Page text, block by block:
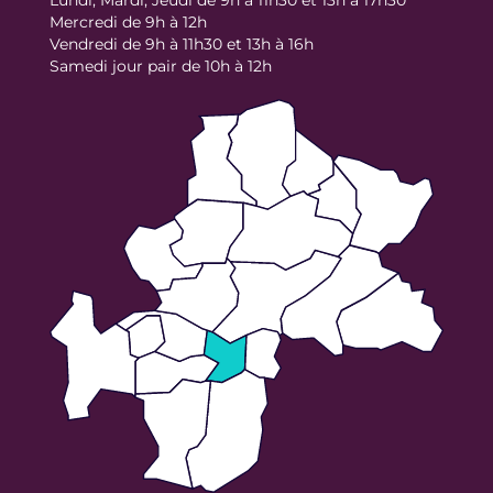
Mercredi de 9h à 12h
Vendredi de 9h à 11h30 et 13h à 16h
Samedi jour pair de 10h à 12h